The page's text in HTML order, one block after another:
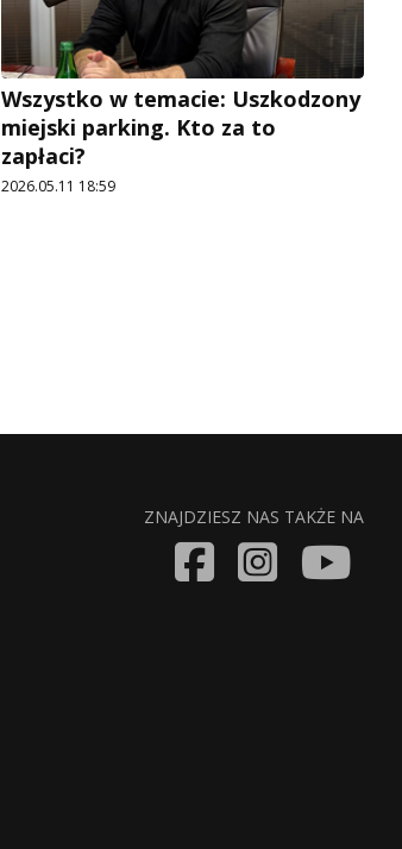
Wszystko w temacie: Uszkodzony
miejski parking. Kto za to
zapłaci?
2026.05.11 18:59
ZNAJDZIESZ NAS TAKŻE NA